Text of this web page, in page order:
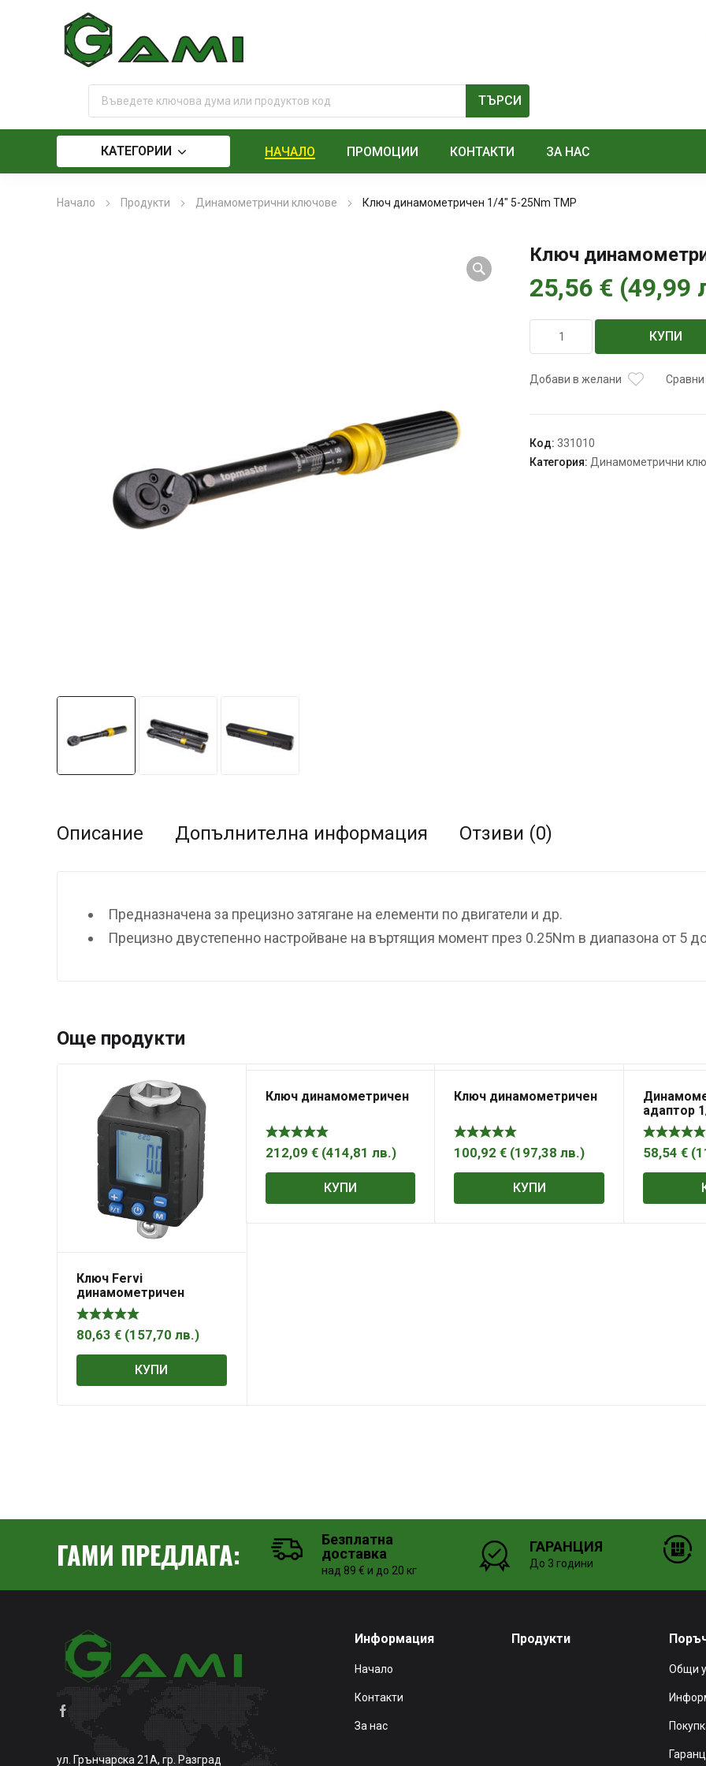
КАТЕГОРИИ НАЧАЛО ПРОМОЦИИ КОНТАКТИ ЗА НАС
Начало Продукти Динамометрични ключове Ключ динамометричен 1/4″ 5-25Nm TMP
Ключ
25,56 € (49,99
динамометричен
TMP
КУПИ
Добави в желани Сравни
Код: 331010
Категория: Динамометрични
Описание Допълнителна информация Отзиви (0)
Предназначена за прецизно затягане на елементи по двигатели и др.
Прецизно двустепенно настройване на въртящия момент през 0.25Nm в диапазона от 5
Още продукти
Ключ Fervi
динамометричен
приставка 40-200 Nm,
1/2 „, 75 мм, 0268
80,63 € (157,70 лв.)
КУПИ
Ключ динамометричен
212,09 € (414,81 лв.)
КУПИ
Ключ динамометричен
100,92€ (197,38лв.)
КУПИ
адаптор
4878-B200
58,54€ (
ГАМИ ПРЕДЛАГА:
Безплатна
доставка
над 89 € и до 20 кг
ГАРАНЦИЯ
До 3 години
ул. Грънчарска 21А, гр. Разград
Информация
Начало
Контакти
За нас
Продукти
Общи